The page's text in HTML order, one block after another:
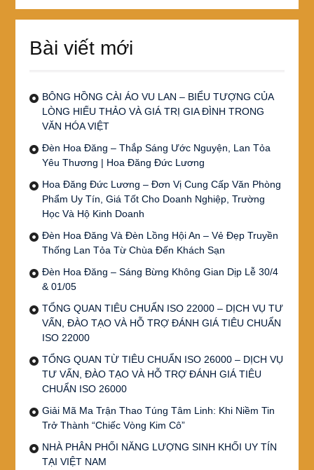
Bài viết mới
BÔNG HỒNG CÀI ÁO VU LAN – BIỂU TƯỢNG CỦA
LÒNG HIẾU THẢO VÀ GIÁ TRỊ GIA ĐÌNH TRONG
VĂN HÓA VIỆT
Đèn Hoa Đăng – Thắp Sáng Ước Nguyện, Lan Tỏa
Yêu Thương | Hoa Đăng Đức Lương
Hoa Đăng Đức Lương – Đơn Vị Cung Cấp Văn Phòng
Phẩm Uy Tín, Giá Tốt Cho Doanh Nghiệp, Trường
Học Và Hộ Kinh Doanh
Đèn Hoa Đăng Và Đèn Lồng Hội An – Vẻ Đẹp Truyền
Thống Lan Tỏa Từ Chùa Đến Khách Sạn
Đèn Hoa Đăng – Sáng Bừng Không Gian Dịp Lễ 30/4
& 01/05
TỔNG QUAN TIÊU CHUẨN ISO 22000 – DỊCH VỤ TƯ
VẤN, ĐÀO TẠO VÀ HỖ TRỢ ĐÁNH GIÁ TIÊU CHUẨN
ISO 22000
TỔNG QUAN TỪ TIÊU CHUẨN ISO 26000 – DỊCH VỤ
TƯ VẤN, ĐÀO TẠO VÀ HỖ TRỢ ĐÁNH GIÁ TIÊU
CHUẨN ISO 26000
Giải Mã Ma Trận Thao Túng Tâm Linh: Khi Niềm Tin
Trở Thành “Chiếc Vòng Kim Cô”
NHÀ PHÂN PHỐI NĂNG LƯỢNG SINH KHỐI UY TÍN
TẠI VIỆT NAM